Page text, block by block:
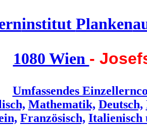
institut Planken
1080 Wien -
Umfassendes
Mathematik, Deutsch,
Französisch, Italienisch